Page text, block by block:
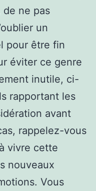
ne pas
un
pour être fin
éviter ce genre
inutile, ci-
rapportant les
avant
rappelez-vous
vivre cette
nouveaux
Vous